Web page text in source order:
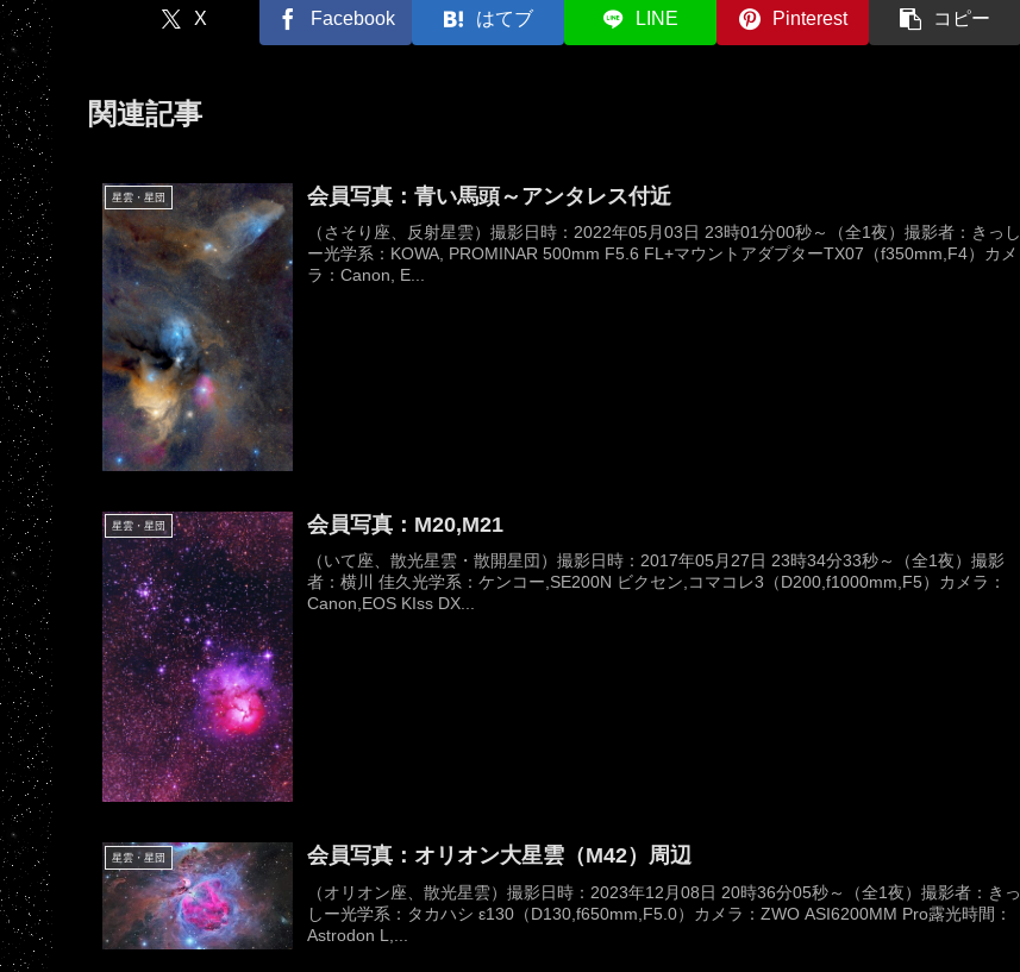
X Facebook はてブ LINE Pinterest コピー
関連記事
星雲・星団 会員写真：青い馬頭～アンタレス付近
（さそり座、反射星雲）撮影日時：2022年05月03日 23時01分00秒～（全1夜）撮影者：きっし
ー光学系：KOWA, PROMINAR 500mm F5.6 FL+マウントアダプターTX07（f350mm,F4）カメ
ラ：Canon, E...
星雲・星団 会員写真：M20,M21
（いて座、散光星雲・散開星団）撮影日時：2017年05月27日 23時34分33秒～（全1夜）撮影
者：横川 佳久光学系：ケンコー,SE200N ビクセン,コマコレ3（D200,f1000mm,F5）カメラ：
Canon,EOS KIss DX...
星雲・星団 会員写真：オリオン大星雲（M42）周辺
（オリオン座、散光星雲）撮影日時：2023年12月08日 20時36分05秒～（全1夜）撮影者：きっ
しー光学系：タカハシ ε130（D130,f650mm,F5.0）カメラ：ZWO ASI6200MM Pro露光時間：
Astrodon L,...